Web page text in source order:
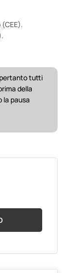
tutti
della
la pausa